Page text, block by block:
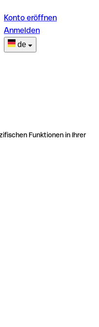
Konto eröffnen
Anmelden
de
Funktionen in Ihrer